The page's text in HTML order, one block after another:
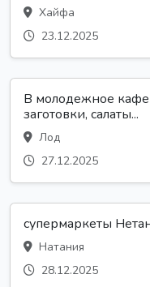
Хайфа
23.12.2025
В молодежное кафе
заготовки, салаты...
Лод
27.12.2025
супермаркеты
Натания
28.12.2025